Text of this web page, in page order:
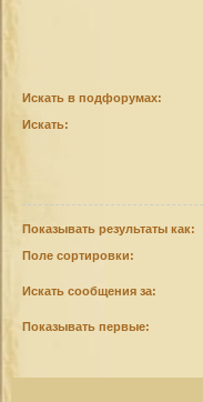
Искать в подфорумах:
Искать:
Показывать результаты как:
Поле сортировки:
Искать сообщения за:
Показывать первые: